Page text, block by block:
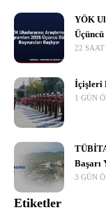
YÖK
İçişleri
1
Başarı
3
Etiketler